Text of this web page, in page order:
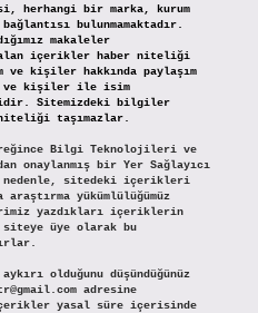
herhangi bir marka, kurum
bulunmamaktadır.
makaleler
alan içerikler haber niteliği
ve kişiler hakkında paylaşım
ve kişiler ile isim
Sitemizdeki bilgiler
taşımazlar.
Bilgi Teknolojileri ve
onaylanmış bir Yer Sağlayıcı
nedenle, sitedeki içerikleri
yükümlülüğümüz
yazdıkları içeriklerin
siteye üye olarak bu
olduğunu düşündüğünüz
adresine
yasal süre içerisinde